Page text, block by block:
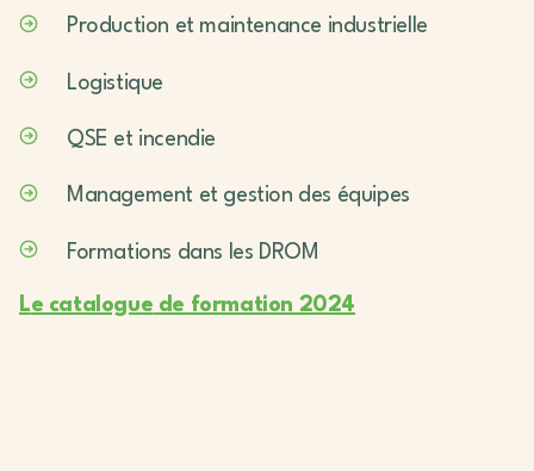
Production et maintenance industrielle
Logistique
QSE et incendie
Management et gestion des équipes
Formations dans les DROM
Le catalogue de formation 2024